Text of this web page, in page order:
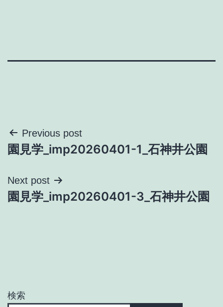
投
稿
ナ
ビ
ョ
Previous post
園見学_imp20260401-1_石神井公園
Next post
園見学_imp20260401-3_石神井公園
検索